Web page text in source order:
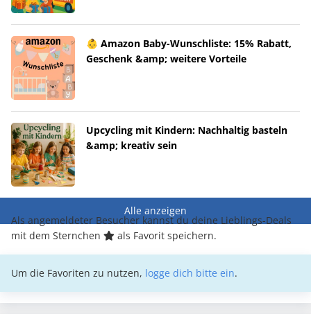
👶 Amazon Baby-Wunschliste: 15% Rabatt,
Geschenk &amp; weitere Vorteile
Upcycling mit Kindern: Nachhaltig basteln
&amp; kreativ sein
Alle anzeigen
Als angemeldeter Besucher kannst du deine Lieblings-Deals
mit dem Sternchen
als Favorit speichern.
Um die Favoriten zu nutzen, logge dich bitte ein.